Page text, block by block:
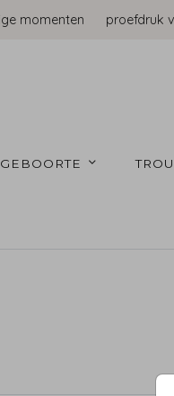
momenten proefdruk
GEBOORTE